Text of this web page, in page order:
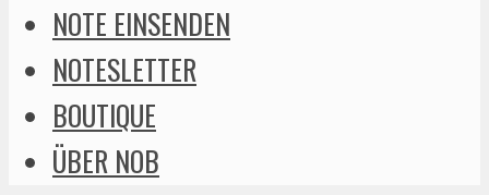
NOTE EINSENDEN
NOTESLETTER
BOUTIQUE
ÜBER NOB